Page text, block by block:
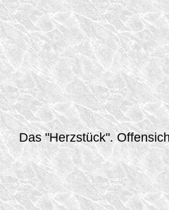
Das "Herzstück".